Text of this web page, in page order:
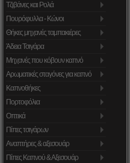
Τζιβάνες και Ρολά
Πουρόφυλλα - Κώνοι
Θήκες μηχανές ταμπακιέρες
Άδεια Τσιγάρα
Μηχανές που κόβουν καπνό
Αρωματικές σταγόνες για καπνό
Καπνοθήκες
Πορτοφόλια
Οπτικά
Πίπες τσιγάρων
Αναπτήρες & αξεσουάρ
Πίπες Καπνού & Αξεσουάρ